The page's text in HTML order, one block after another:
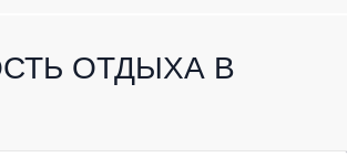
ОТДЫХА В